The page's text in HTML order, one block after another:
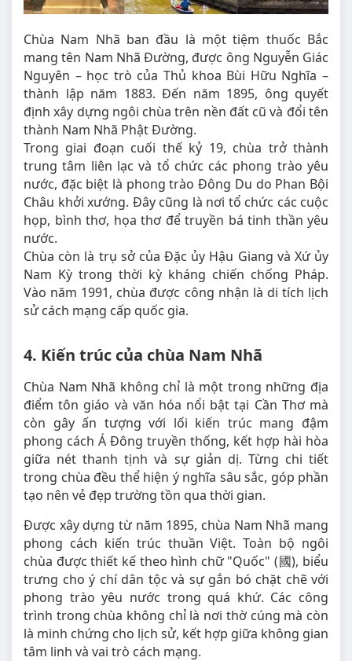
Chùa Nam Nhã ban đầu là một tiệm thuốc Bắc
mang tên Nam Nhã Đường, được ông Nguyễn Giác
Nguyên – học trò của Thủ khoa Bùi Hữu Nghĩa –
thành lập năm 1883. Đến năm 1895, ông quyết
định xây dựng ngôi chùa trên nền đất cũ và đổi tên
thành Nam Nhã Phật Đường.
Trong giai đoạn cuối thế kỷ 19, chùa trở thành
trung tâm liên lạc và tổ chức các phong trào yêu
nước, đặc biệt là phong trào Đông Du do Phan Bội
Châu khởi xướng. Đây cũng là nơi tổ chức các cuộc
họp, bình thơ, họa thơ để truyền bá tinh thần yêu
nước.
Chùa còn là trụ sở của Đặc ủy Hậu Giang và Xứ ủy
Nam Kỳ trong thời kỳ kháng chiến chống Pháp.
Vào năm 1991, chùa được công nhận là di tích lịch
sử cách mạng cấp quốc gia.
4. Kiến trúc của chùa Nam Nhã
Chùa Nam Nhã không chỉ là một trong những địa
điểm tôn giáo và văn hóa nổi bật tại Cần Thơ mà
còn gây ấn tượng với lối kiến trúc mang đậm
phong cách Á Đông truyền thống, kết hợp hài hòa
giữa nét thanh tịnh và sự giản dị. Từng chi tiết
trong chùa đều thể hiện ý nghĩa sâu sắc, góp phần
tạo nên vẻ đẹp trường tồn qua thời gian.
Được xây dựng từ năm 1895, chùa Nam Nhã mang
phong cách kiến trúc thuần Việt. Toàn bộ ngôi
chùa được thiết kế theo hình chữ "Quốc" (國), biểu
trưng cho ý chí dân tộc và sự gắn bó chặt chẽ với
phong trào yêu nước trong quá khứ. Các công
trình trong chùa không chỉ là nơi thờ cúng mà còn
là minh chứng cho lịch sử, kết hợp giữa không gian
tâm linh và vai trò cách mạng.